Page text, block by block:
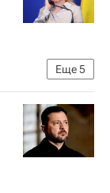
Еще5
Национальное антикоррупционное бюро Украины (НАБУ)